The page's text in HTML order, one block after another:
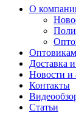
О
Оптовикам
Доставка
Новости и
Контакты
Статьи